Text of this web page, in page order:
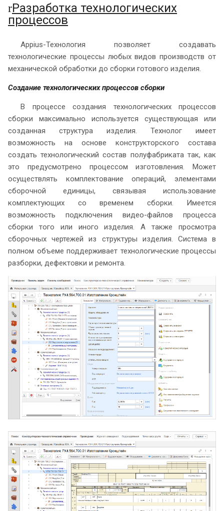
rРазработка технологических
процессов
Appius-Технология позволяет создавать
технологические процессы любых видов производств от
механической обработки до сборки готового изделия.
Создание технологических процессов сборки
В процессе создания технологических процессов
сборки максимально используется существующая или
созданная структура изделия. Технолог имеет
возможность на основе конструкторского состава
создать технологический состав полуфабриката так, как
это предусмотрено процессом изготовления. Может
осуществлять комплектование операций, элементами
сборочной единицы, связывая использование
комплектующих со временем сборки. Имеется
возможность подключения видео-файлов процесса
сборки того или иного изделия. А также просмотра
сборочных чертежей из структуры изделия. Система в
полном объеме поддерживает технологические процессы
разборки, дефектовки и ремонта.